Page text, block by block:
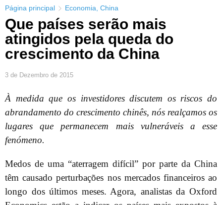
Página principal Economia China
Que países serão mais
atingidos pela queda do
crescimento da China
3 de Dezembro de 2015
À medida que os investidores discutem os riscos do
abrandamento do crescimento chinês, nós realçamos os
lugares que permanecem mais vulneráveis a esse
fenómeno.
Medos de uma “aterragem difícil” por parte da China
têm causado perturbações nos mercados financeiros ao
longo dos últimos meses. Agora, analistas da Oxford